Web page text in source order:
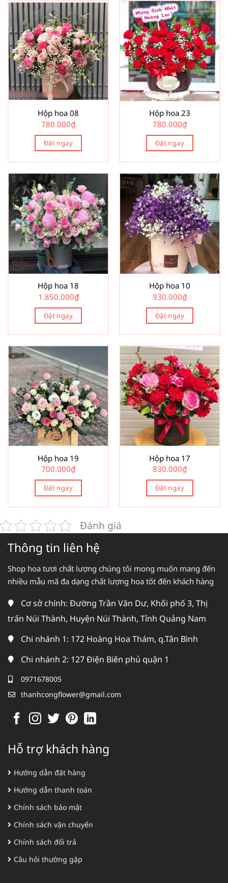
Hộp hoa 08
780.000₫
Đặt ngay
Hộp hoa 23
780.000₫
Đặt ngay
Hộp hoa 18
1.850.000₫
Đặt ngay
Hộp hoa 10
930.000₫
Đặt ngay
Hộp hoa 19
700.000₫
Đặt ngay
Hộp hoa 17
830.000₫
Đặt ngay
Đánh giá
Thông tin liên hệ
Shop hoa tươi chất lượng chúng tôi mong muốn mang đến
nhiều mẫu mã đa dạng chất lượng hoa tốt đến khách hàng
Cơ sở chính: Đường Trần Văn Dư, Khối phố 3, Thị
trấn Núi Thành, Huyện Núi Thành, Tỉnh Quảng Nam
Chi nhánh 1: 172 Hoàng Hoa Thám, q.Tân Bình
Chi nhánh 2: 127 Điện Biên phủ quận 1
0971678005
thanhcongflower@gmail.com
Hỗ trợ khách hàng
Hướng dẫn đặt hàng
Hướng dẫn thanh toán
Chính sách bảo mật
Chính sách vận chuyển
Chính sách đổi trả
Câu hỏi thường gặp